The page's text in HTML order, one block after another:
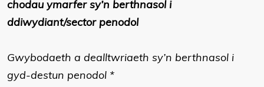
chodau ymarfer sy’n berthnasol i
ddiwydiant/sector penodol
Gwybodaeth a dealltwriaeth sy’n berthnasol i
gyd-destun penodol *